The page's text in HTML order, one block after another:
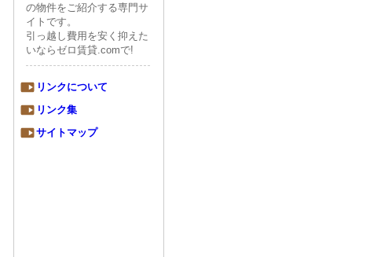
の物件をご紹介する専門サ
イトです。
引っ越し費用を安く抑えた
いならゼロ賃貸.comで!
リンクについて
リンク集
サイトマップ